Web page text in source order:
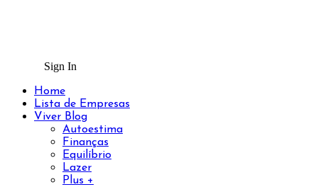
Sign In
Home
Lista de Empresas
Viver Blog
Autoestima
Finanças
Equilíbrio
Lazer
Plus +